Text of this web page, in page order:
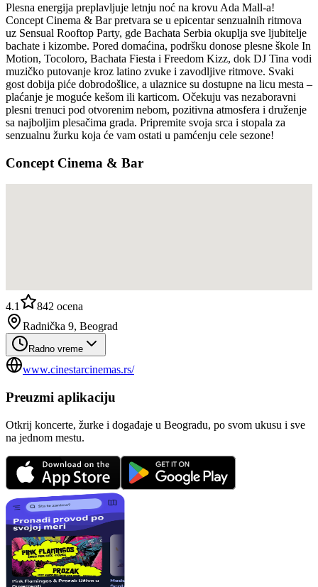
Plesna energija preplavljuje letnju noć na krovu Ada Mall-a!
Concept Cinema & Bar pretvara se u epicentar senzualnih ritmova
uz Sensual Rooftop Party, gde Bachata Serbia okuplja sve ljubitelje
bachate i kizombe. Pored domaćina, podršku donose plesne škole In
Motion, Tocoloro, Bachata Fiesta i Freedom Kizz, dok DJ Tina vodi
muzičko putovanje kroz latino zvuke i zavodljive ritmove. Svaki
gost dobija piće dobrodošlice, a ulaznice su dostupne na licu mesta –
plaćanje je moguće kešom ili karticom. Očekuju vas nezaboravni
plesni trenuci pod otvorenim nebom, pozitivna atmosfera i druženje
sa najboljim plesačima grada. Pripremite svoja srca i stopala za
senzualnu žurku koja će vam ostati u pamćenju cele sezone!
Concept Cinema & Bar
4.1 842 ocena
Radnička 9, Beograd
Radno vreme
www.cinestarcinemas.rs/
Preuzmi aplikaciju
Otkrij koncerte, žurke i događaje u Beogradu, po svom ukusu i sve
na jednom mestu.